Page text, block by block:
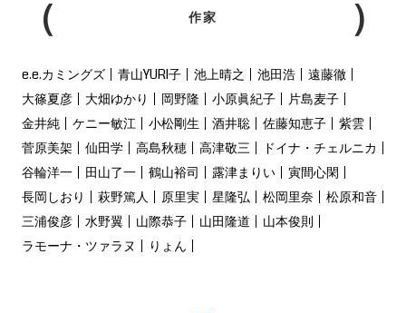
作家
e.e.カミングズ 青山YURI子 池上晴之 池田浩
遠藤徹
大篠夏彦
大畑ゆかり 岡野隆 小原眞紀子
片島麦子
金井純
ケニー敏江 小松剛生 酒井聡 佐藤知恵子
紫雲
菅原美架
仙田学 高島秋穂 高津敬三
ドイナ・チェルニカ
谷輪洋一
田山了一 鶴山裕司 露津まりい
寅間心閑
長岡しおり
萩野篤人 原里実 星隆弘 松岡里奈
松原和音
三浦俊彦
水野翼 山際恭子 山田隆道
山本俊則
ラモーナ・ツァラヌ
りょん